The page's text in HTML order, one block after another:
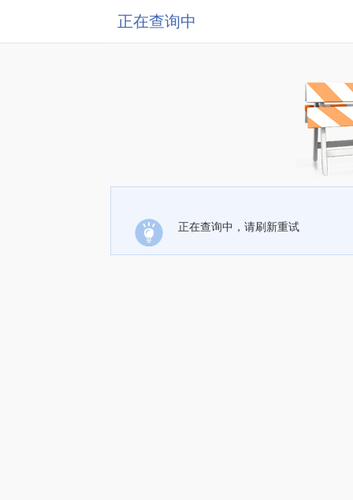
正在查询中
正在查询中，请刷新重试